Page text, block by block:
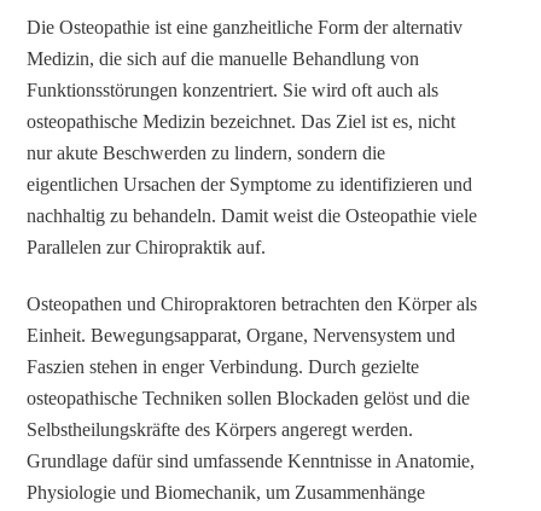
Die Osteopathie ist eine ganzheitliche Form der alternativ
Medizin, die sich auf die manuelle Behandlung von
Funktionsstörungen konzentriert. Sie wird oft auch als
osteopathische Medizin bezeichnet. Das Ziel ist es, nicht
nur akute Beschwerden zu lindern, sondern die
eigentlichen Ursachen der Symptome zu identifizieren und
nachhaltig zu behandeln. Damit weist die Osteopathie viele
Parallelen zur Chiropraktik auf.
Osteopathen und Chiropraktoren betrachten den Körper als
Einheit. Bewegungsapparat, Organe, Nervensystem und
Faszien stehen in enger Verbindung. Durch gezielte
osteopathische Techniken sollen Blockaden gelöst und die
Selbstheilungskräfte des Körpers angeregt werden.
Grundlage dafür sind umfassende Kenntnisse in Anatomie,
Physiologie und Biomechanik, um Zusammenhänge